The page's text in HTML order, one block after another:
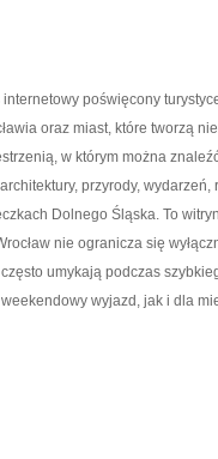
poświęcony
oraz miast, które tworzą
w którym można
przyrody, wydarzeń,
Dolnego Śląska. To
nie ogranicza się
umykają podczas
wyjazd, jak i dla